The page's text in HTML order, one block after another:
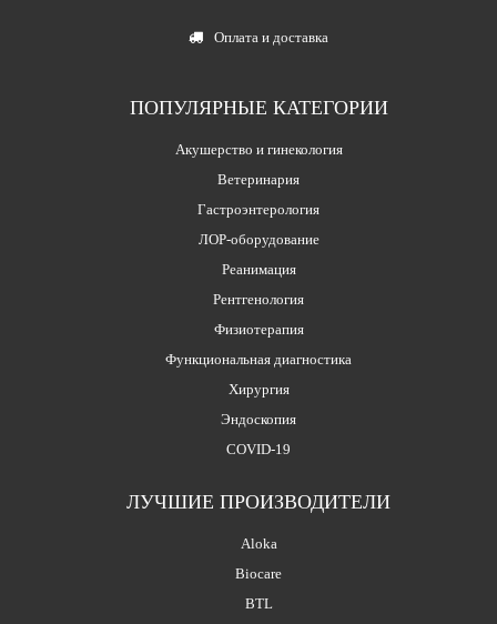
Оплата и доставка
ПОПУЛЯРНЫЕ КАТЕГОРИИ
Акушерство и гинекология
Ветеринария
Гастроэнтерология
ЛОР-оборудование
Реанимация
Рентгенология
Физиотерапия
Функциональная диагностика
Хирургия
Эндоскопия
COVID-19
ЛУЧШИЕ ПРОИЗВОДИТЕЛИ
Aloka
Biocare
BTL